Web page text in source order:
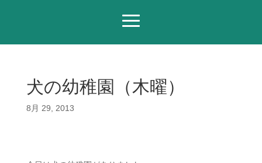
犬の幼稚園（木曜）
8月 29, 2013